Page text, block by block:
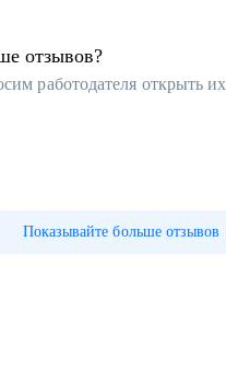
отзывов?
работодателя открыть их
Показывайте больше отзывов